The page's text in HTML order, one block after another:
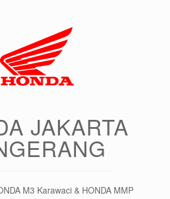
JAKARTA
M3 Karawaci & HONDA MMP